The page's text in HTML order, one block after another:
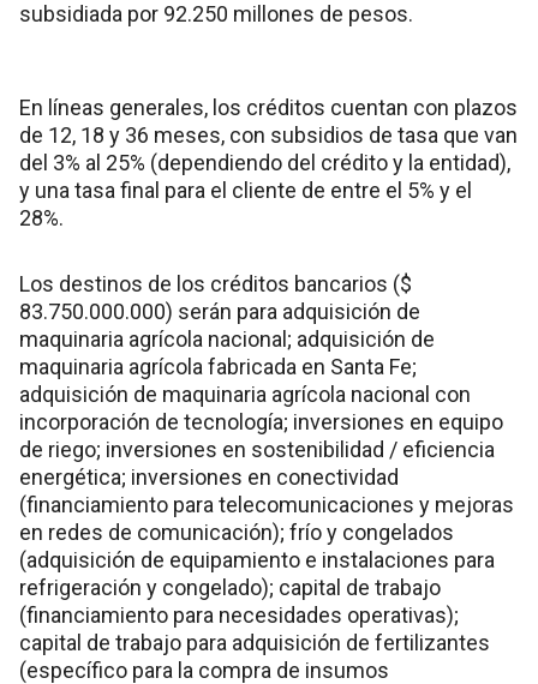
subsidiada por 92.250 millones de pesos.
En líneas generales, los créditos cuentan con plazos
de 12, 18 y 36 meses, con subsidios de tasa que van
del 3% al 25% (dependiendo del crédito y la entidad),
y una tasa final para el cliente de entre el 5% y el
28%.
Los destinos de los créditos bancarios ($
83.750.000.000) serán para adquisición de
maquinaria agrícola nacional; adquisición de
maquinaria agrícola fabricada en Santa Fe;
adquisición de maquinaria agrícola nacional con
incorporación de tecnología; inversiones en equipo
de riego; inversiones en sostenibilidad / eficiencia
energética; inversiones en conectividad
(financiamiento para telecomunicaciones y mejoras
en redes de comunicación); frío y congelados
(adquisición de equipamiento e instalaciones para
refrigeración y congelado); capital de trabajo
(financiamiento para necesidades operativas);
capital de trabajo para adquisición de fertilizantes
(específico para la compra de insumos